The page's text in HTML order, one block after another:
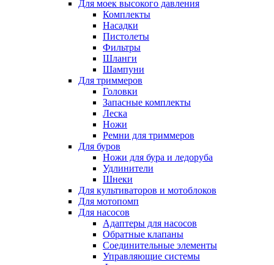
Для моек высокого давления
Комплекты
Насадки
Пистолеты
Фильтры
Шланги
Шампуни
Для триммеров
Головки
Запасные комплекты
Леска
Ножи
Ремни для триммеров
Для буров
Ножи для бура и ледоруба
Удлинители
Шнеки
Для культиваторов и мотоблоков
Для мотопомп
Для насосов
Адаптеры для насосов
Обратные клапаны
Соединительные элементы
Управляющие системы